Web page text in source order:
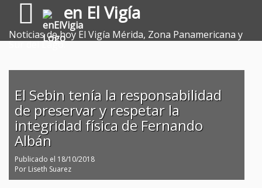
en El Vigía
Noticias de hoy El Vigía Mérida, Zona Panamericana y
Sur del Lago.
El Sebin tenía la responsabilidad
de preservar y respetar la
integridad física de Fernando
Albán
Publicado el 18/10/2018
Por Liseth Suarez